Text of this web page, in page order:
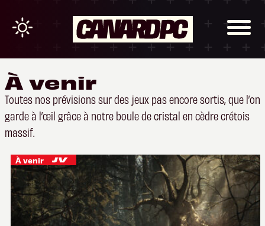
À venir
Toutes nos prévisions sur des jeux pas encore sortis, que l’on
garde à l’œil grâce à notre boule de cristal en cèdre crétois
massif.
À venir